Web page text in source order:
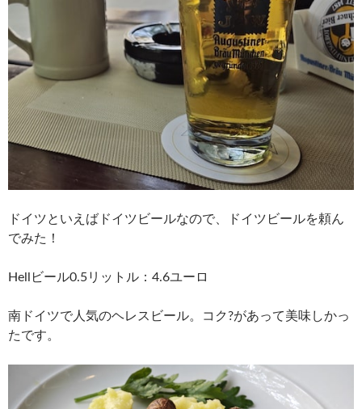
ドイツといえばドイツビールなので、ドイツビールを頼ん
でみた！
Hellビール0.5リットル：4.6ユーロ
南ドイツで人気のヘレスビール。コク?があって美味しかっ
たです。